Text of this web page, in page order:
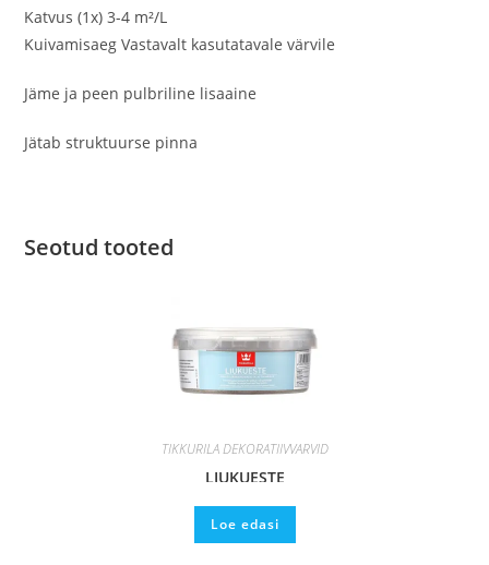
Katvus (1x) 3-4 m²/L
Kuivamisaeg Vastavalt kasutatavale värvile
Jäme ja peen pulbriline lisaaine
Jätab struktuurse pinna
Seotud tooted
TIKKURILA DEKORATIIVVÄRVID
LIUKUESTE
Loe edasi